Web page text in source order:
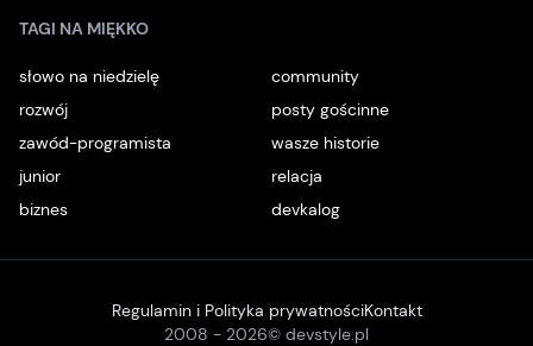
TAGI NA MIĘKKO
słowo na niedzielę
community
rozwój
posty gościnne
zawód-programista
wasze historie
junior
relacja
biznes
devkalog
2008 - 2026© devstyle.pl
Regulamin i Polityka prywatnościKontakt